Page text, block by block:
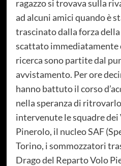
ragazzo si trovava sulla
ad alcuni amici quando è
trascinato dalla forza della
scattato immediatamente
ricerca sono partite dal
avvistamento. Per ore
hanno battuto il corso
nella speranza di
intervenute le squadre dei
Pinerolo, il nucleo SAF
Torino, i sommozzatori
Drago del Reparto Volo